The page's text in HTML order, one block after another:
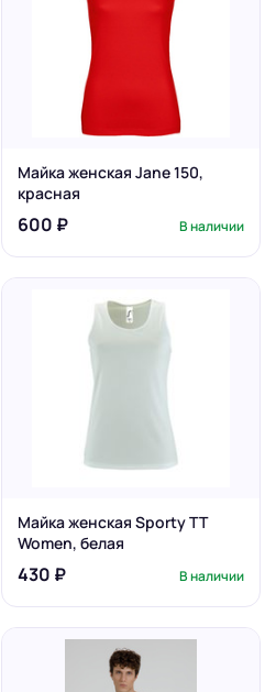
Майка женская Jane 150,
красная
600 ₽ В наличии
Майка женская Sporty TT
Women, белая
430 ₽ В наличии